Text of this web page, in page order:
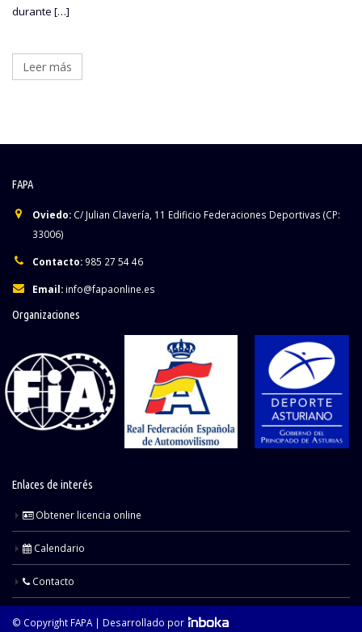
durante […]
Leer más
FAPA
Oviedo: C/ Julian Clavería, 11 Edificio Federaciones Deportivas (CP:
33006)
Contacto: 985 27 54 46
Email: info@fapaonline.es
Organizaciones
Enlaces de interés
Obtener licencia online
Calendario
Contacto
© Copyright FAPA | Desarrollado por